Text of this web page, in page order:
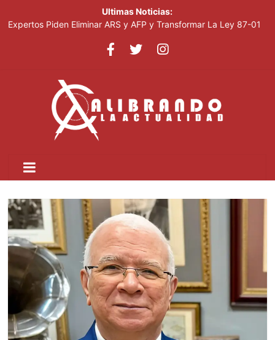
Ultimas Noticias:
Expertos Piden Eliminar ARS y AFP y Transformar La Ley 87-01
miembros de la Fuerza del Pueblo
Acciones De Sandisk Suben 2,800% En Doce Meses Impulsadas
Por La Demanda De IA
Plataforma Cripto Vinculada A Irán Movió US$6,300 Millones
Antes De Ser Sancionada